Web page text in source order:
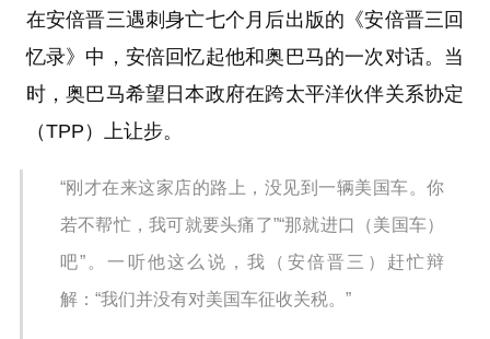
在安倍晋三遇刺身亡七个月后出版的《安倍晋三回
忆录》中，安倍回忆起他和奥巴马的一次对话。当
时，奥巴马希望日本政府在跨太平洋伙伴关系协定
（TPP）上让步。
“刚才在来这家店的路上，没见到一辆美国车。你
若不帮忙，我可就要头痛了”“那就进口（美国车）
吧”。一听他这么说，我（安倍晋三）赶忙辩
解：“我们并没有对美国车征收关税。”